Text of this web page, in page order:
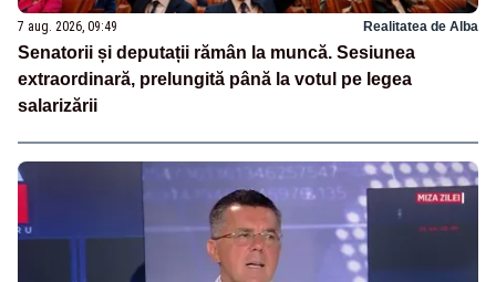
7 aug. 2026, 09:49 Realitatea de Alba
Senatorii și deputații rămân la muncă. Sesiunea
extraordinară, prelungită până la votul pe legea
salarizării